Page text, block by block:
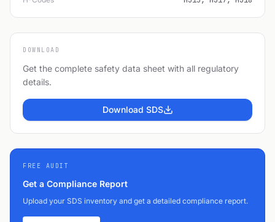
DOWNLOAD
Get the complete safety data sheet with all regulatory
details.
Download SDS
FREE AUDIT
Get a Compliance Report
Upload your SDS inventory and get a detailed compliance report.